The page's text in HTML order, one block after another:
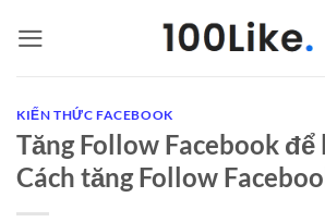
qua
dung
KIẾN THỨC FACEBOOK
Tăng Follow Facebook để
Cách tăng Follow